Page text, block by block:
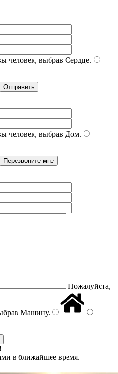
человек, выбрав Сердце.
человек, выбрав Дом.
Пожалуйста,
Машину.
в ближайшее время.